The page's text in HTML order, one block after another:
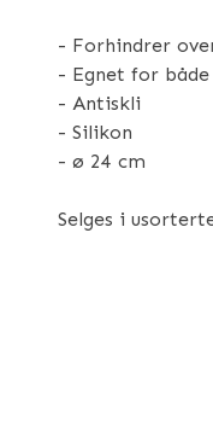
- Forhindrer
- Egnet for
- Antiskli
- Silikon
- ø 24 cm
Selges i